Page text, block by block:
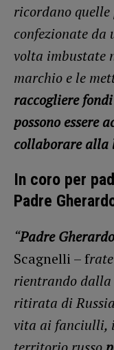
ricordano
confezionate da
volta imbustate
marchio e le
raccogliere fondi
possono essere
collaborare alla
In coro per
Padre
“Padre
Scagnelli – f
rientrando dalla
ritirata di
vita ai fanciulli,